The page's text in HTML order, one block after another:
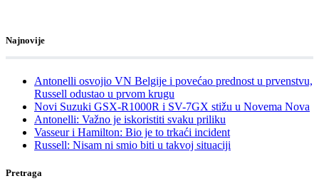
Najnovije
Antonelli osvojio VN Belgije i povećao prednost u prvenstvu,
Russell odustao u prvom krugu
Novi Suzuki GSX-R1000R i SV-7GX stižu u Novema Nova
Antonelli: Važno je iskoristiti svaku priliku
Vasseur i Hamilton: Bio je to trkaći incident
Russell: Nisam ni smio biti u takvoj situaciji
Pretraga